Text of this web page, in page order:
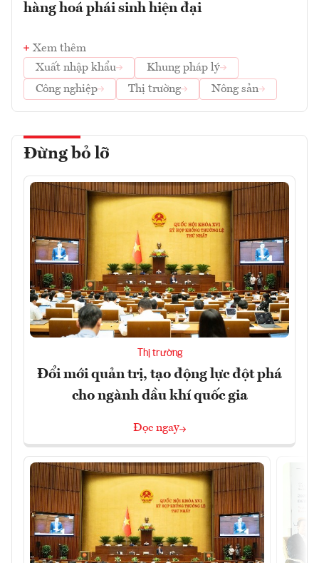
hàng hoá phái sinh hiện đại
Xem thêm
Xuất nhập khẩu
Khung pháp lý
Công nghiệp
Thị trường Nông sản
Đừng bỏ lỡ
Thị trường
Đổi mới quản trị, tạo động lực đột phá
cho ngành dầu khí quốc gia
Đọc ngay